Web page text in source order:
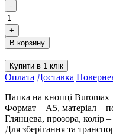
-
Папка
на
кнопці
А5
Buromax
3936-
11
кількість
+
В корзину
Купити в 1 клік
Оплата Доставка
Папка на кнопці Buromax
Формат – А5, матеріал –
Глянцева, прозора, колір
Для зберігання та